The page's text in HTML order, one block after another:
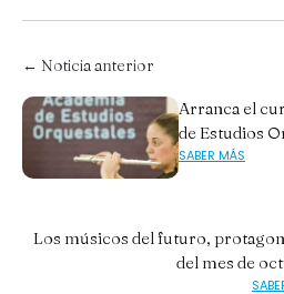
← Noticia anterior
Arranca el
de Estudios
SABER MÁS
Los músicos del futuro,
del mes de